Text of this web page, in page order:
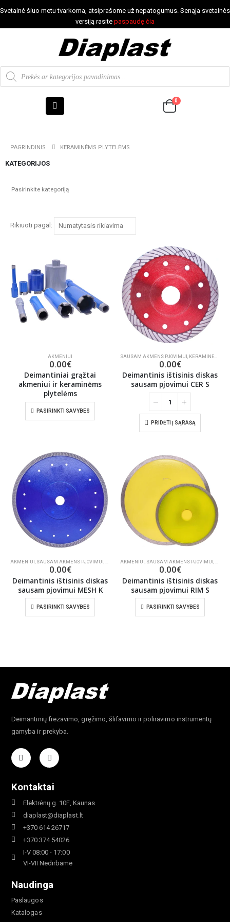
Svetainė šiuo metu tvarkoma, atsiprašome už nepatogumus. Senąja svetainės
versiją rasite paspaudę čia
0
PAGRINDINIS KERAMINĖMS PLYTELĖMS
KATEGORIJOS
Rikiuoti pagal:
AKMENIUI
0.00€
Deimantiniai grąžtai
akmeniui ir keraminėms
plytelėms
PASIRINKTI SAVYBES
SAUSAM AKMENS PJOVIMUI KERAMINĖMS PLYTELĖMS PJAUTI
0.00€
Deimantinis ištisinis diskas
sausam pjovimui CER S
PRIDĖTI Į SĄRAŠĄ
AKMENIUI SAUSAM AKMENS PJOVIMUI KERAMINĖMS PLYTELĖMS PJAUTI,STATYBOMS
0.00€
Deimantinis ištisinis diskas
sausam pjovimui MESH K
PASIRINKTI SAVYBES
AKMENIUI SAUSAM AKMENS PJOVIMUI
0.00€
Deimantinis ištisinis diskas
sausam pjovimui RIM S
PASIRINKTI SAVYBES
Deimantinių frezavimo, gręžimo, šlifavimo ir poliravimo instrumentų
gamyba ir prekyba.
Kontaktai
Elektrėnų g. 10F, Kaunas
diaplast@diaplast.lt
+370 614 26717
+370 374 54026
I-V 08:00 - 17:00
VI-VII Nedirbame
Naudinga
Paslaugos
Katalogas